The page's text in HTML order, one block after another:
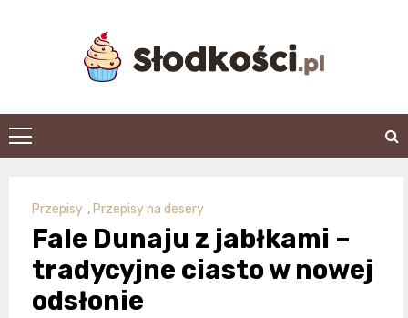
slodkosci.pl
Przepisy , Przepisy na desery
Fale Dunaju z jabłkami –
tradycyjne ciasto w nowej
odsłonie